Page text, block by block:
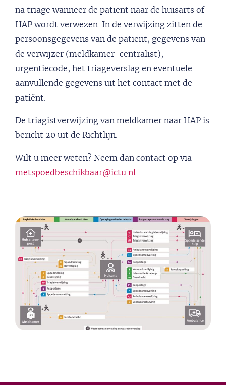
na triage wanneer de patiënt naar de huisarts of
HAP wordt verwezen. In de verwijzing zitten de
persoonsgegevens van de patiënt, gegevens van
de verwijzer (meldkamer-centralist),
urgentiecode, het triageverslag en eventuele
aanvullende gegevens uit het contact met de
patiënt.
De triagistverwijzing van meldkamer naar HAP is
bericht 20 uit de Richtlijn.
Wilt u meer weten? Neem dan contact op via
metspoedbeschikbaar@ictu.nl